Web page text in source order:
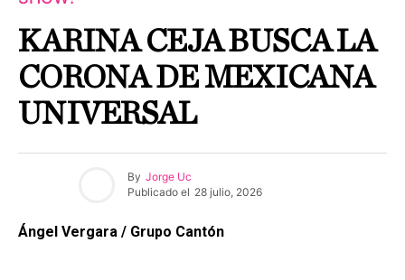
KARINA CEJA BUSCA LA
CORONA DE MEXICANA
UNIVERSAL
By Jorge Uc
Publicado el 28 julio, 2026
Ángel Vergara / Grupo Cantón